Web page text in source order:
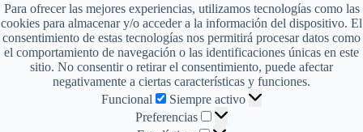
Para ofrecer las mejores experiencias, utilizamos tecnologías como las
cookies para almacenar y/o acceder a la información del dispositivo. El
consentimiento de estas tecnologías nos permitirá procesar datos como
el comportamiento de navegación o las identificaciones únicas en este
sitio. No consentir o retirar el consentimiento, puede afectar
negativamente a ciertas características y funciones.
Funcional
Funcional
Siempre activo
Preferencias
Preferencias